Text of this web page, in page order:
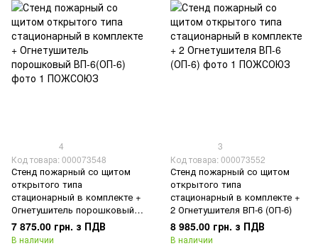
4
Код товара: 000073548
Стенд пожарный со щитом
открытого типа
стационарный в комплекте +
Огнетушитель порошковый
ВП-6(ОП-6)
7 875.00 грн. з ПДВ
В наличии
3
Код товара: 000073552
Стенд пожарный со щитом
открытого типа
стационарный в комплекте +
2 Огнетушителя ВП-6 (ОП-6)
8 985.00 грн. з ПДВ
В наличии